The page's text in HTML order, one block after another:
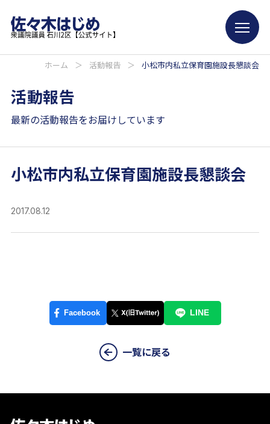
ホーム ＞ 活動報告 ＞ 小松市内私立保育園施設長懇談会
活動報告
最新の活動報告をお届けしています
小松市内私立保育園施設長懇談会
2017.08.12
一覧に戻る